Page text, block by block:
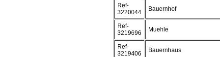
Ref-
3220044
Bauernhof
Ref-
3219696
Muehle
Ref-
3219406
Bauernhaus